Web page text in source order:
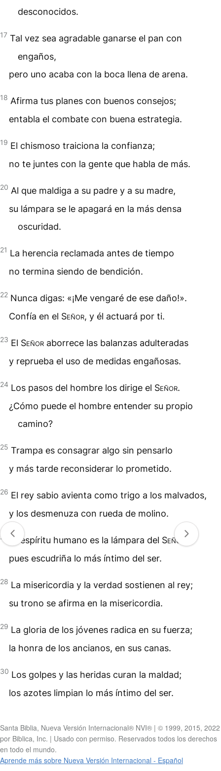
desconocidos.
17 Tal vez sea agradable ganarse el pan con
engaños,
pero uno acaba con la boca llena de arena.
18 Afirma tus planes con buenos consejos;
entabla el combate con buena estrategia.
19 El chismoso traiciona la confianza;
no te juntes con la gente que habla de más.
20 Al que maldiga a su padre y a su madre,
su lámpara se le apagará en la más densa
oscuridad.
21 La herencia reclamada antes de tiempo
no termina siendo de bendición.
22 Nunca digas: «¡Me vengaré de ese daño!».
Confía en el Señor, y él actuará por ti.
23 El Señor aborrece las balanzas adulteradas
y reprueba el uso de medidas engañosas.
24 Los pasos del hombre los dirige el Señor.
¿Cómo puede el hombre entender su propio
camino?
25 Trampa es consagrar algo sin pensarlo
y más tarde reconsiderar lo prometido.
26 El rey sabio avienta como trigo a los malvados,
y los desmenuza con rueda de molino.
27 El espíritu humano es la lámpara del Señor,
pues escudriña lo más íntimo del ser.
28 La misericordia y la verdad sostienen al rey;
su trono se afirma en la misericordia.
29 La gloria de los jóvenes radica en su fuerza;
la honra de los ancianos, en sus canas.
30 Los golpes y las heridas curan la maldad;
los azotes limpian lo más íntimo del ser.
Santa Biblia, Nueva Versión Internacional® NVI® | © 1999, 2015, 2022
por Biblica, Inc. | Usado con permiso. Reservados todos los derechos
en todo el mundo.
Aprende más sobre Nueva Versión Internacional - Español